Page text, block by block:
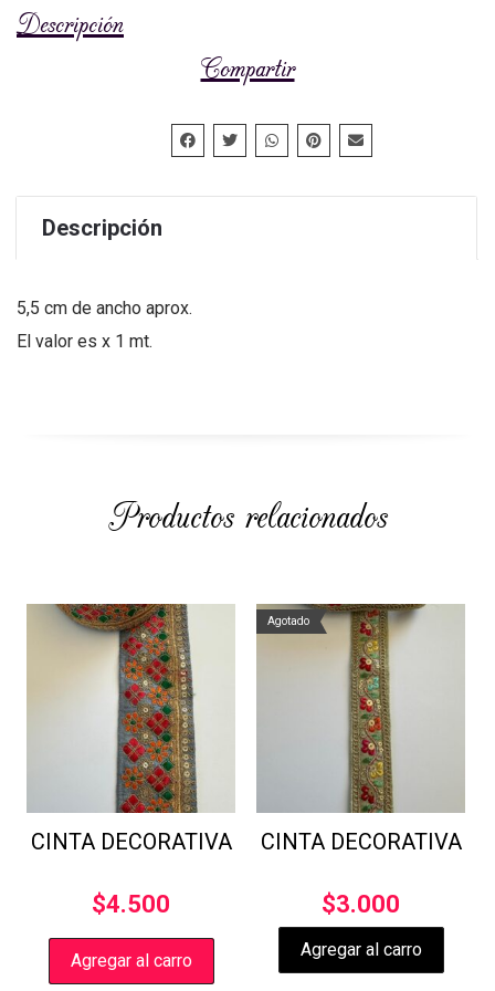
Descripción
Compartir
Descripción
5,5 cm de ancho aprox.
El valor es x 1 mt.
Productos relacionados
CINTA DECORATIVA
$4.500
Agregar al carro
Agotado
CINTA DECORATIVA
$3.000
Agregar al carro